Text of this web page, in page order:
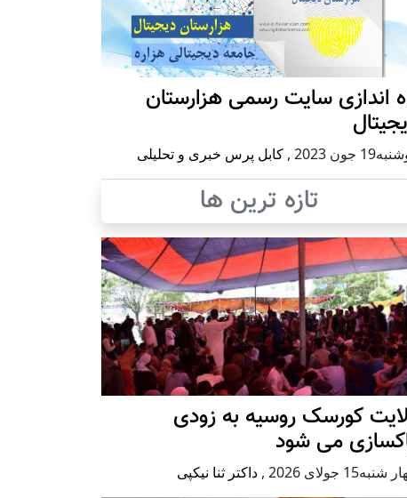
اندازی سایت رسمی هزارستان
جون 2023 , کابل پرس خبری و تحلیلی
تازه ترین ها
کورسک روسیه به زودی
می شود
جولای 2026 , داکتر ثنا نیکپی